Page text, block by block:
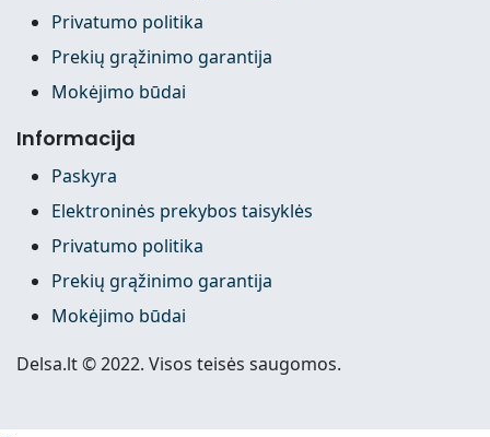
Privatumo politika
Prekių grąžinimo garantija
Mokėjimo būdai
Informacija
Paskyra
Elektroninės prekybos taisyklės
Privatumo politika
Prekių grąžinimo garantija
Mokėjimo būdai
Delsa.lt © 2022. Visos teisės saugomos.